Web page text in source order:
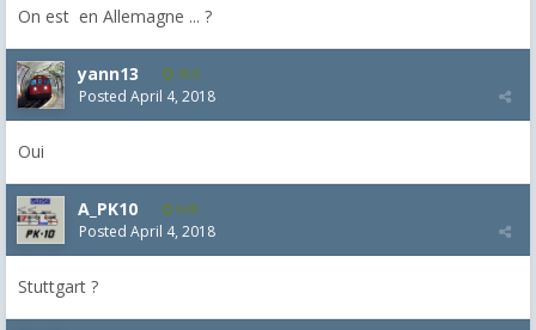
On est en Allemagne ... ?
yann13 950
Posted April 4, 2018
Oui
A_PK10 509
Posted April 4, 2018
Stuttgart ?